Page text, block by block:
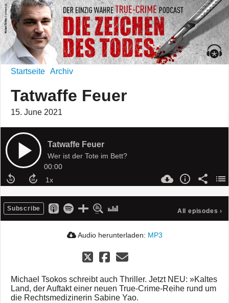
Startseite Archiv
Tatwaffe Feuer
15. June 2021
Tatwaffe Feuer
Wer ist der Tote im Bett?
00:00
Subscribe All episodes ›
Audio herunterladen: MP3
Michael Tsokos schreibt auch Thriller. Jetzt NEU: »Kaltes
Land, der Auftakt einer neuen True-Crime-Reihe rund um
die Rechtsmedizinerin Sabine Yao.